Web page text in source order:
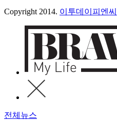
Copyright 2014. 이투데이피엔씨
전체뉴스